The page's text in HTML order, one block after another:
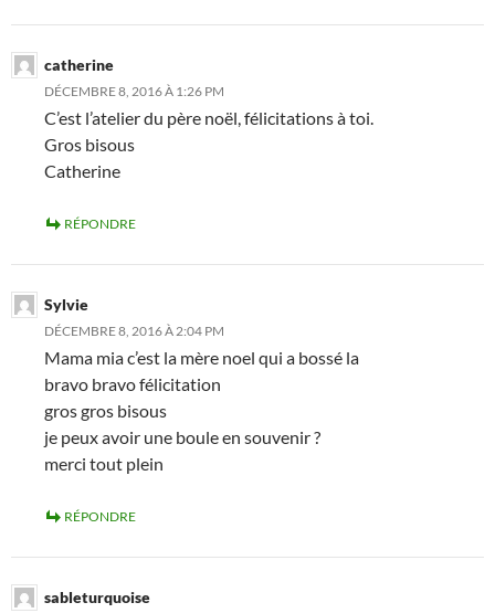
catherine
DÉCEMBRE 8, 2016 À 1:26 PM
C’est l’atelier du père noël, félicitations à toi.
Gros bisous
Catherine
RÉPONDRE
Sylvie
DÉCEMBRE 8, 2016 À 2:04 PM
Mama mia c’est la mère noel qui a bossé la
bravo bravo félicitation
gros gros bisous
je peux avoir une boule en souvenir ?
merci tout plein
RÉPONDRE
sableturquoise